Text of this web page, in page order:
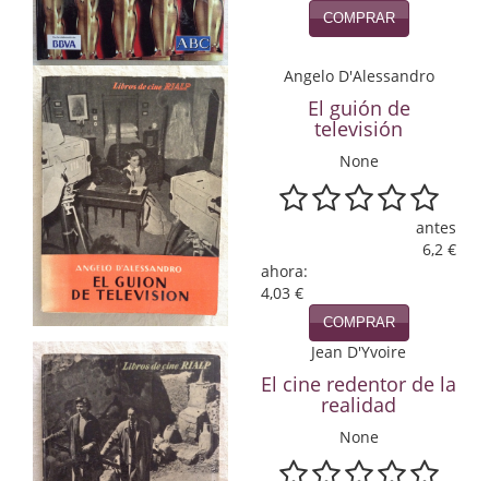
Física y Química
Física y química
Guerra Civil Española
Historia
historia
Infantil y juvenil
Infantil y juvenil. Nuevo!!
Infantil y juvenil. Nuevo!!!
Informática
Literatura fantástica
COMPRAR
Angelo D'Alessandro
El guión de
televisión
None
antes
6,2 €
ahora:
4,03 €
COMPRAR
Jean D'Yvoire
El cine redentor de la
realidad
None